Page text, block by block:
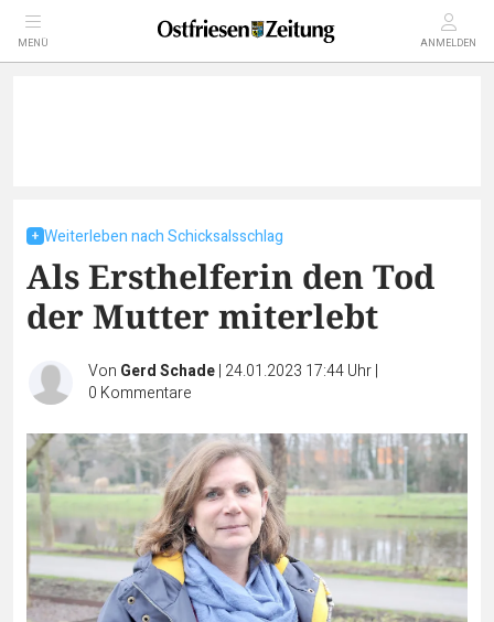
MENÜ ANMELDEN
Weiterleben nach Schicksalsschlag
Als Ersthelferin den Tod
der Mutter miterlebt
Von Gerd Schade| 24.01.2023 17:44 Uhr|
0 Kommentare